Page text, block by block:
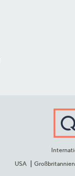
USA
Großbritannien